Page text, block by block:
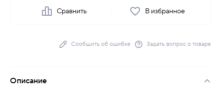
Сравнить В избранное
Сообщить об ошибке Задать вопрос о товаре
Описание